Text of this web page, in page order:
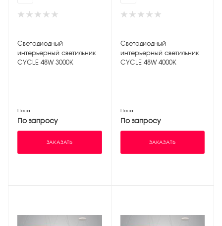
Светодиодный
интерьерный светильник
CYCLE 48W 3000K
Цена
По запросу
ЗАКАЗАТЬ
Светодиодный
интерьерный светильник
CYCLE 48W 4000K
Цена
По запросу
ЗАКАЗАТЬ